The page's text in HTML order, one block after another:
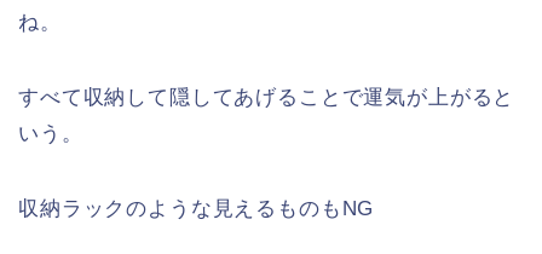
ね。
すべて収納して隠してあげることで運気が上がると
いう。
収納ラックのような見えるものもNG